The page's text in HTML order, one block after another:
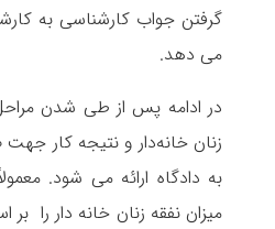
گرفتن جواب کارشناسی به
می دهد.
در ادامه پس از طی شدن
زنان خانه‌دار و نتیجه کار
به دادگاه ارائه می شود.
میزان نفقه زنان خانه دار را